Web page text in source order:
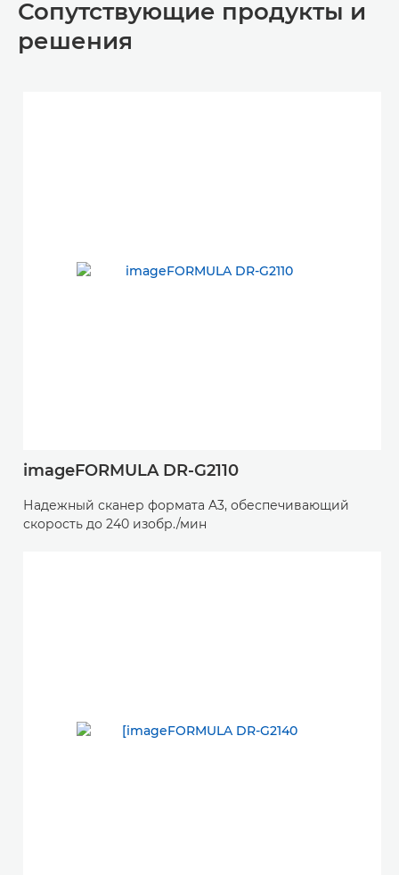
Сопутствующие продукты и
решения
imageFORMULA DR-G2110
Надежный сканер формата A3, обеспечивающий
скорость до 240 изобр./мин